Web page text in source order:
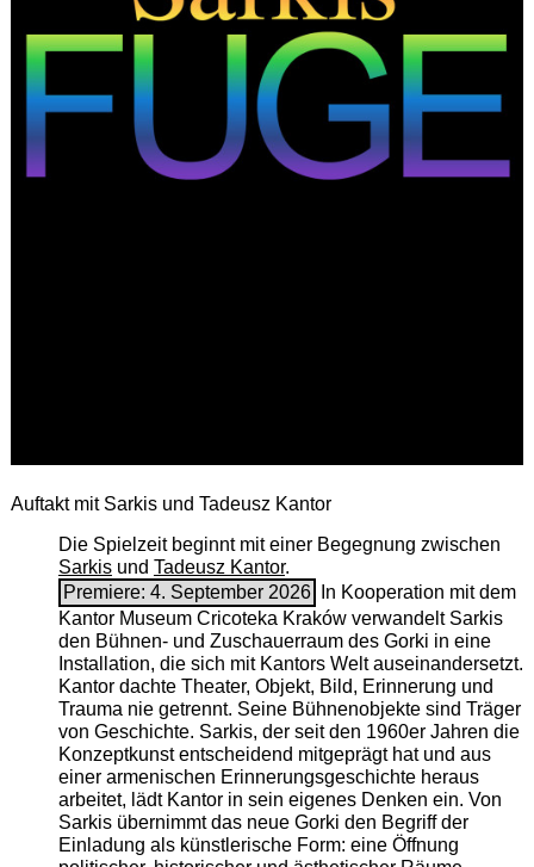
Auftakt mit Sarkis und Tadeusz Kantor
Die Spielzeit beginnt mit einer Begegnung zwischen
Sarkisund Tadeusz Kantor.
Premiere: 4. September 2026
In Kooperation mit dem
Kantor Museum Cricoteka Kraków verwandelt Sarkis
den Bühnen- und Zuschauerraum des Gorki in eine
Installation, die sich mit Kantors Welt auseinandersetzt.
Kantor dachte Theater, Objekt, Bild, Erinnerung und
Trauma nie getrennt. Seine Bühnenobjekte sind Träger
von Geschichte. Sarkis, der seit den 1960er Jahren die
Konzeptkunst entscheidend mitgeprägt hat und aus
einer armenischen ­Erinnerungsgeschichte heraus
arbeitet, lädt Kantor in sein eigenes Denken ein. Von
Sarkis übernimmt das neue Gorki den Begriff der
Einladung als künstlerische Form: eine Öffnung